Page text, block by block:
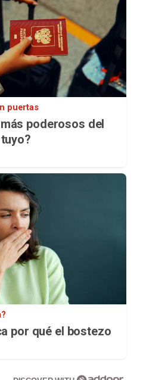
puertas
poderosos del
por qué el bostezo